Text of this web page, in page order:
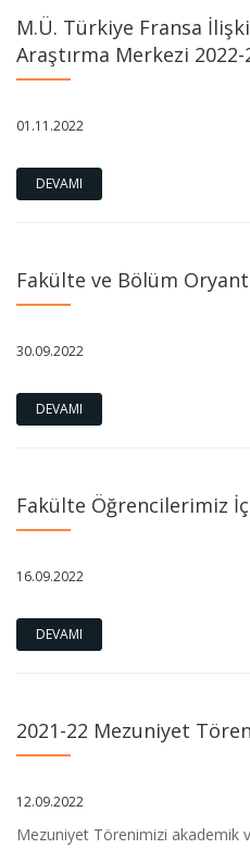
M.Ü. Türkiye Fransa
Araştırma Merkezi
01.11.2022
DEVAMI
Fakülte ve Bölüm
30.09.2022
DEVAMI
Fakülte Öğrencilerimiz
16.09.2022
DEVAMI
2021-22 Mezuniyet
12.09.2022
Mezuniyet Törenimizi akademik